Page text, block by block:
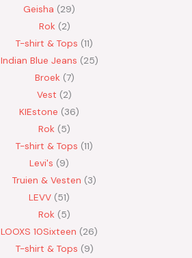
Geisha
29
Rok 2
T-shirt & Tops 11
Indian Blue Jeans 25
Broek 7
Vest
2
KIEstone
36
Rok
5
T-shirt & Tops 11
Levi's
9
Truien & Vesten
3
LEVV 51
Rok
5
LOOXS 10Sixteen
26
T-shirt & Tops 9